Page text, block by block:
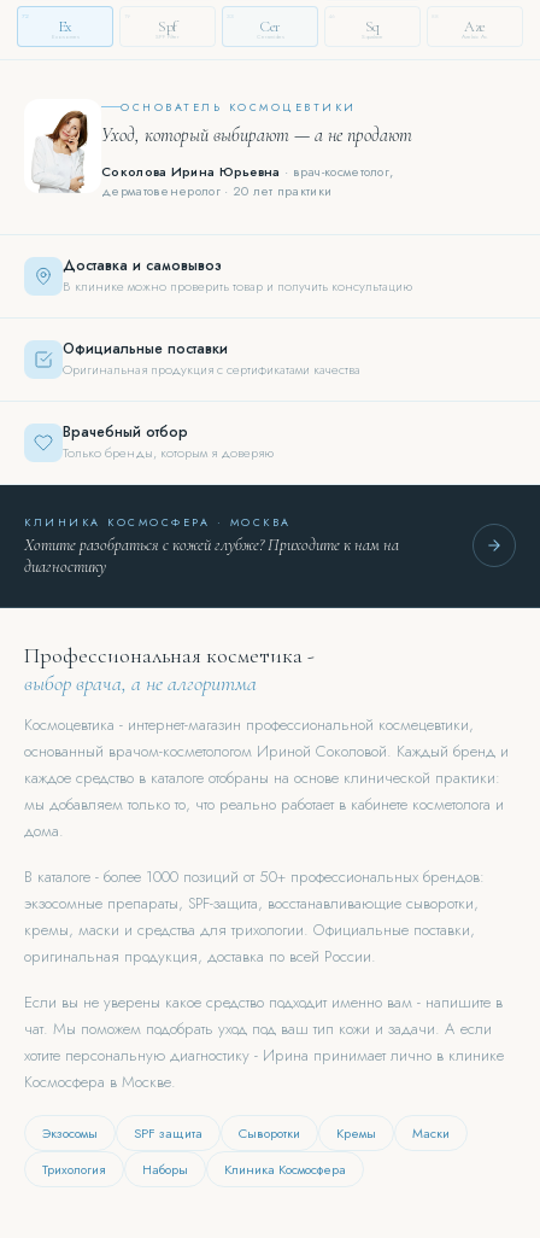
72
Ex
Exosomes
Spf
SPF Filter
Cer
Ceramides
46
Sq
Squalane
Aze
Azelaic Ac.
ОСНОВАТЕЛЬ КОСМОЦЕВТИКИ
Уход, который выбирают — а не продают
Соколова Ирина Юрьевна · врач-косметолог,
дерматовенеролог · 20 лет практики
Доставка и самовывоз
В клинике можно проверить товар и получить консультацию
Официальные поставки
Оригинальная продукция с сертификатами качества
Врачебный отбор
Только бренды, которым я доверяю
КЛИНИКА КОСМОСФЕРА · МОСКВА
Хотите разобраться с кожей глубже? Приходите к нам на
диагностику
Профессиональная косметика -
выбор врача, а не алгоритма
Космоцевтика - интернет-магазин профессиональной космецевтики,
основанный врачом-косметологом Ириной Соколовой. Каждый бренд и
каждое средство в каталоге отобраны на основе клинической практики:
мы добавляем только то, что реально работает в кабинете косметолога и
дома.
В каталоге - более 1000 позиций от 50+ профессиональных брендов:
экзосомные препараты, SPF-защита, восстанавливающие сыворотки,
кремы, маски и средства для трихологии. Официальные поставки,
оригинальная продукция, доставка по всей России.
Если вы не уверены какое средство подходит именно вам - напишите в
чат. Мы поможем подобрать уход под ваш тип кожи и задачи. А если
хотите персональную диагностику - Ирина принимает лично в клинике
Космосфера в Москве.
Экзосомы SPF защита Сыворотки Кремы
Маски
Трихология
Наборы Клиника Космосфера